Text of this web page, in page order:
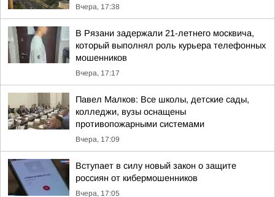
Вчера, 17:38
В Рязани задержали 21-летнего москвича,
который выполнял роль курьера телефонных
мошенников
Вчера, 17:17
Павел Малков: Все школы, детские сады,
колледжи, вузы оснащены
противопожарными системами
Вчера, 17:09
Вступает в силу новый закон о защите
россиян от кибермошенников
Вчера, 17:05